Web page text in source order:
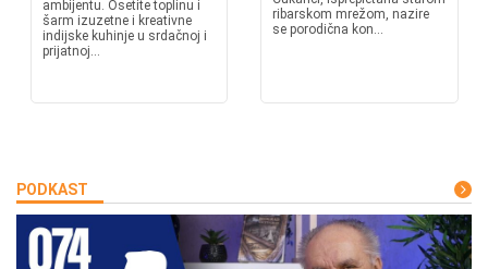
ambijentu. Osetite toplinu i
šarm izuzetne i kreativne
indijske kuhinje u srdačnoj i
prijatnoj...
ribarskom mrežom, nazire
se porodična kon...
PODKAST